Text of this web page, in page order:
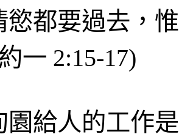
慾都要過去，
一 2:15-17)
園給人的工作